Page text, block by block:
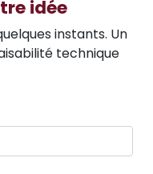
idée
instants. Un
technique